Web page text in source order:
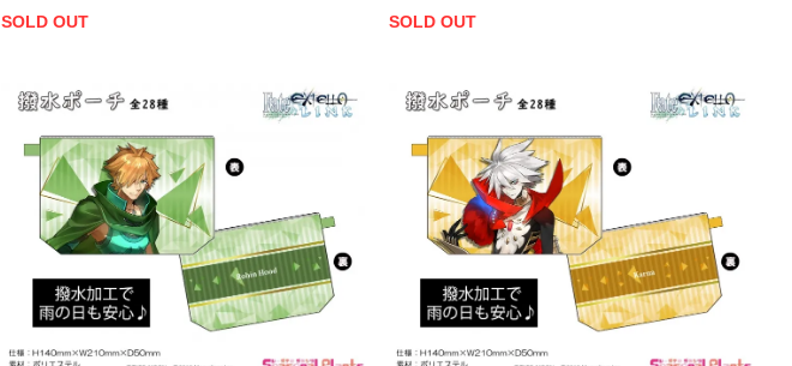
SOLD OUT SOLD OUT